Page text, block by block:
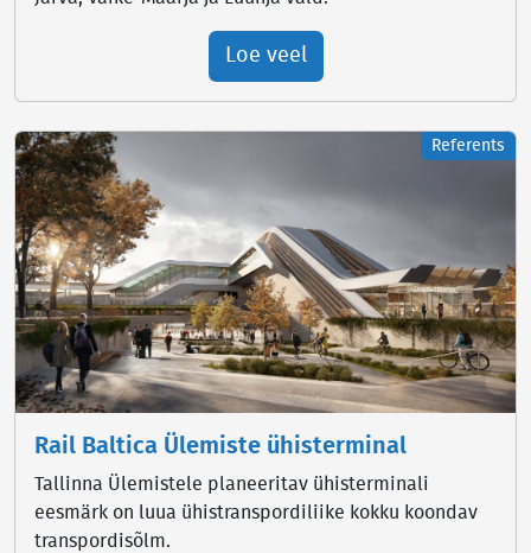
Loe veel
Referents
Rail Baltica Ülemiste ühisterminal
Tallinna Ülemistele planeeritav ühisterminali
eesmärk on luua ühistranspordiliike kokku koondav
transpordisõlm.